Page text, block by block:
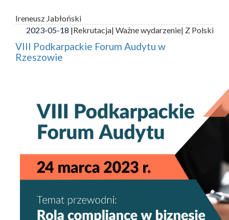
Ireneusz Jabłoński
2023-05-18 |Rekrutacja| Ważne wydarzenie| Z Polski
VIII Podkarpackie Forum Audytu w
Rzeszowie